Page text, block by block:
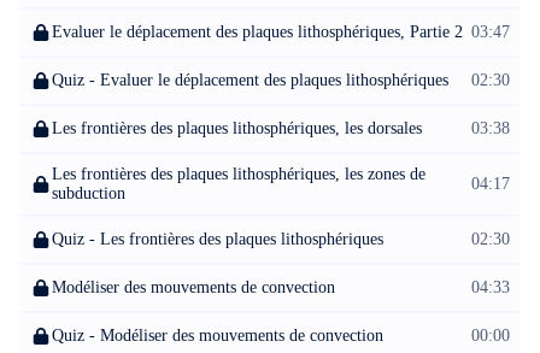
Evaluer le déplacement des plaques lithosphériques, Partie 2 03:47
Quiz - Evaluer le déplacement des plaques lithosphériques 02:30
Les frontières des plaques lithosphériques, les dorsales 03:38
Les frontières des plaques lithosphériques, les zones de
subduction
04:17
Quiz - Les frontières des plaques lithosphériques 02:30
Modéliser des mouvements de convection 04:33
Quiz - Modéliser des mouvements de convection 00:00